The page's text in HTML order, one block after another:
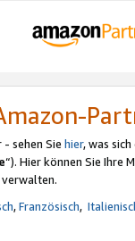
sehen Sie hier, was
“). Hier können Sie Ihre
,Französisch,